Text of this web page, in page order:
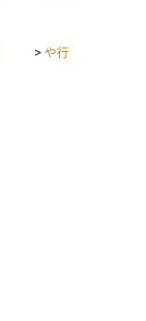
> や行